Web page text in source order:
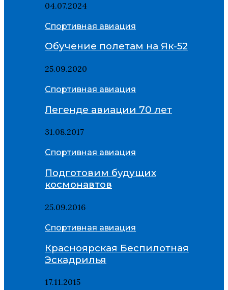
04.07.2024
Спортивная авиация
Обучение полетам на Як-52
25.09.2020
Спортивная авиация
Легенде авиации 70 лет
31.08.2017
Спортивная авиация
Подготовим будущих
космонавтов
25.09.2016
Спортивная авиация
Красноярская Беспилотная
Эскадрилья
17.11.2015